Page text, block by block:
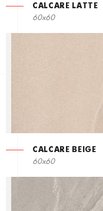
CALCARE LATTE
60x60
CALCARE BEIGE
60x60